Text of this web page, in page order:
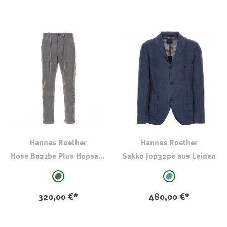
Hannes Roether
Hose Ba21be Plus Hopsack
auswählen
grüngrau
320,00 €*
Hannes Roether
Sakko Jop32pe aus Leinen
auswählen
blaugrau
480,00 €*